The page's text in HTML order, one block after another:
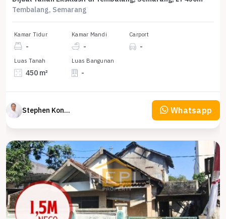
Tembalang, Semarang
Kamar Tidur
-
Kamar Mandi
-
Carport
-
Luas Tanah
450 m²
Luas Bangunan
-
Stephen Konsultan Properti Whatsapp